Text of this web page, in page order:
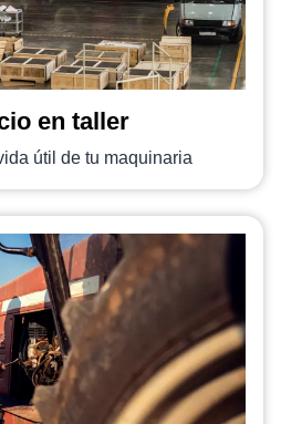
en taller
útil de tu maquinaria